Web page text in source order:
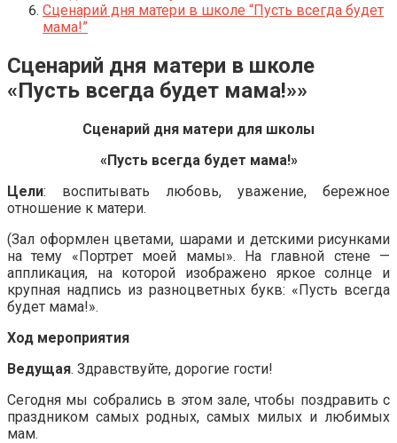
Сценарий дня матери в школе “Пусть всегда будет
мама!”
Сценарий дня матери в школе
«Пусть всегда будет мама!»»
Сценарий дня матери для школы
«Пусть всегда будет мама!»
Цели: воспитывать любовь, уважение, бережное
отношение к матери.
(Зал оформлен цветами, шарами и детскими рисунками
на тему «Портрет моей мамы». На главной стене —
аппликация, на которой изображено яркое солнце и
крупная надпись из разноцветных букв: «Пусть всегда
будет мама!».
Ход мероприятия
Ведущая. Здравствуйте, дорогие гости!
Сегодня мы собрались в этом зале, чтобы поздравить с
праздником самых родных, самых милых и любимых
мам.